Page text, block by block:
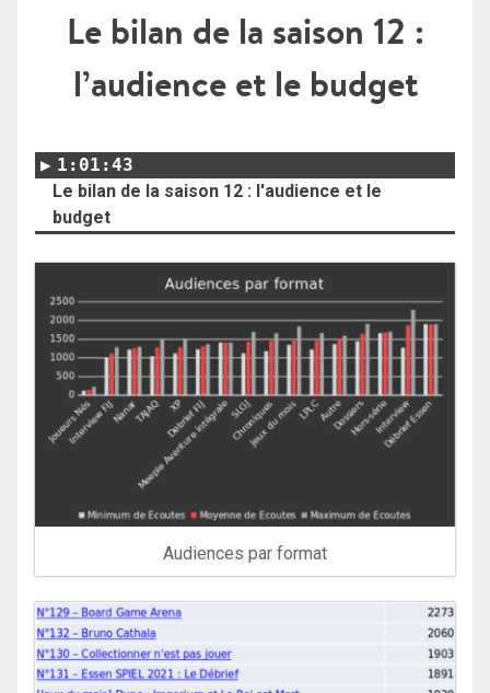
Le bilan de la saison 12 :
l’audience et le budget
1:01:43
Le bilan de la saison 12 : l'audience et le
budget
Audiences par format